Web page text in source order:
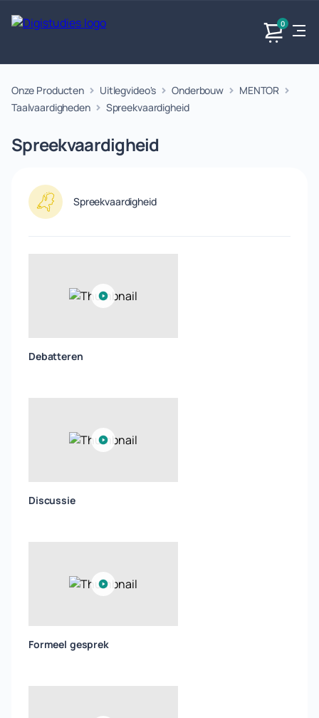
0
Exacte
vakken
vakken.
Taalvakken Maatschappijvakken
Geen vakken.
Producten
Onze Producten Uitlegvideo's Onderbouw
MENTOR
Taalvaardigheden
Spreekvaardigheid
Spreekvaardigheid
Spreekvaardigheid
Debatteren
Discussie
Formeel gesprek